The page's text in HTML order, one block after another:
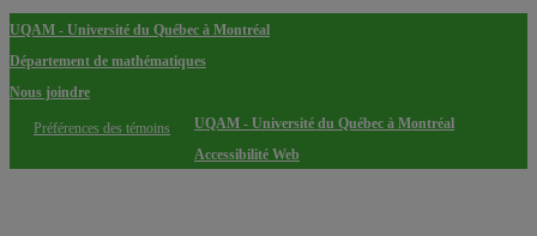
UQAM - Université du Québec à Montréal
Département de mathématiques
Nous joindre
Préférences des témoins
UQAM - Université du Québec à Montréal
Accessibilité Web